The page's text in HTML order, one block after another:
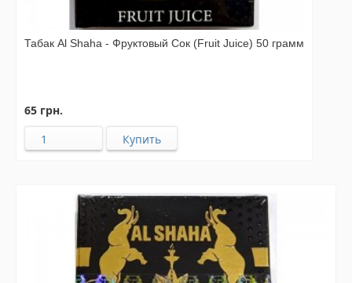
Табак Al Shaha - Фруктовый Сок (Fruit Juice) 50 грамм
65 грн.